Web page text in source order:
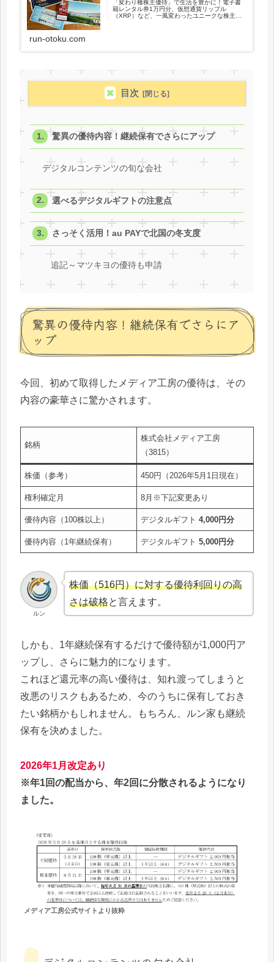
「変わり種株主優待」で生活を豊かに！電子書
籍レンタル券1万円分、仮想通貨リップル
（XRP）など、一風変わったユニークな株主優
run-otoku.com
目次
驚異の優待内容！継続保有でさらにアップ
デジタルコンテンツの旬な会社
選べるデジタルギフトの注意点
さっそく活用！au PAYで北国の冬支度
追記～マツキヨの優待も申請
驚異の優待内容！継続保有でさらにア
ップ
今回、初めて取得したメディア工房の優待は、その
内容の豪華さに驚かされます。
銘柄
株式会社メディア工房
（3815）
株価（参考） 450円（2026年5月1日現在）
権利確定月 8月※下記変更あり
優待内容（100株以上） デジタルギフト4,000円分
優待内容（1年継続保有） デジタルギフト5,000円分
ルン
株価（516円）に対する優待利回りの高
さは破格と言えます。
しかも、1年継続保有するだけで優待額が1,000円ア
ップし、さらに魅力的になります。
これほど還元率の高い優待は、知れ渡ってしまうと
改悪のリスクもあるため、今のうちに保有しておき
たい銘柄かもしれません。もちろん、ルン家も継続
保有を決めました。
2026年1月改定あり
※年1回の配当から、年2回に分散されるようになり
ました。
メディア工房公式サイトより抜粋